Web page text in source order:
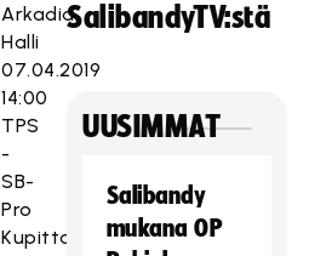
Arkadia
Halli
07.04.2019
14:00
TPS
-
SB-
Pro
Kupittaan
SalibandyTV:stä
UUSIMMAT
Salibandy
mukana OP